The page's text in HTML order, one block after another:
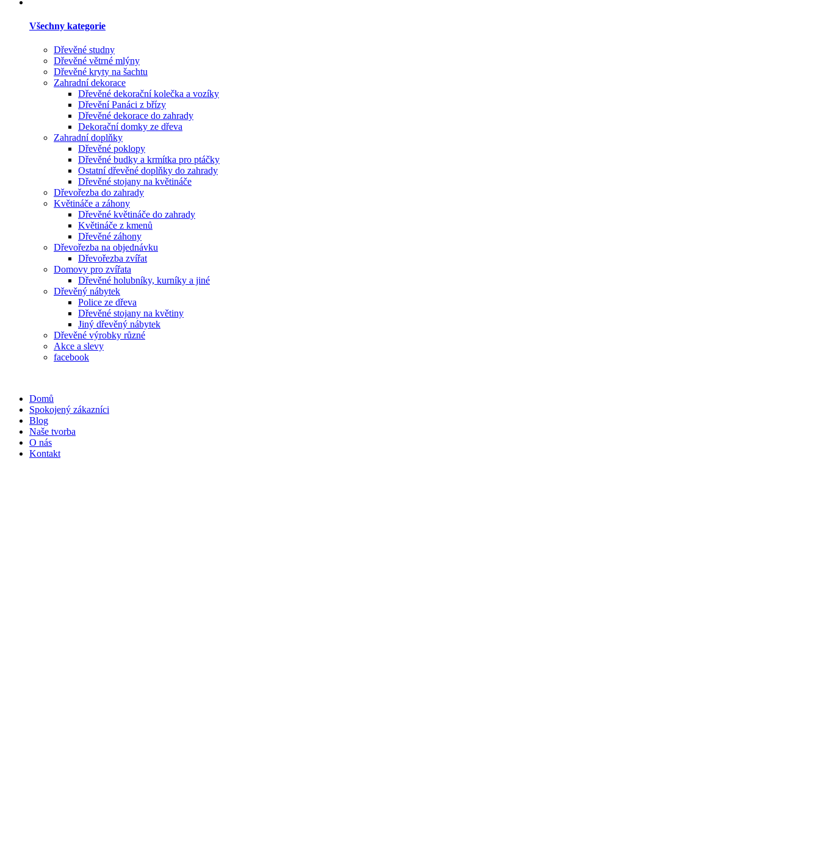
Všechny kategorie
Dřevěné studny
Dřevěné větrné mlýny
Dřevěné kryty na šachtu
Zahradní dekorace
Dřevěné dekorační kolečka a vozíky
Dřevění Panáci z břízy
Dřevěné dekorace do zahrady
Dekorační domky ze dřeva
Zahradní doplňky
Dřevěné poklopy
Dřevěné budky a krmítka pro ptáčky
Ostatní dřevěné doplňky do zahrady
Dřevěné stojany na květináče
Dřevořezba do zahrady
Květináče a záhony
Dřevěné květináče do zahrady
Květináče z kmenů
Dřevěné záhony
Dřevořezba na objednávku
Dřevořezba zvířat
Domovy pro zvířata
Dřevěné holubníky, kurníky a jiné
Dřevěný nábytek
Police ze dřeva
Dřevěné stojany na květiny
Jiný dřevěný nábytek
Dřevěné výrobky různé
Akce a slevy
facebook
Domů
Spokojený zákazníci
Blog
Naše tvorba
O nás
Kontakt